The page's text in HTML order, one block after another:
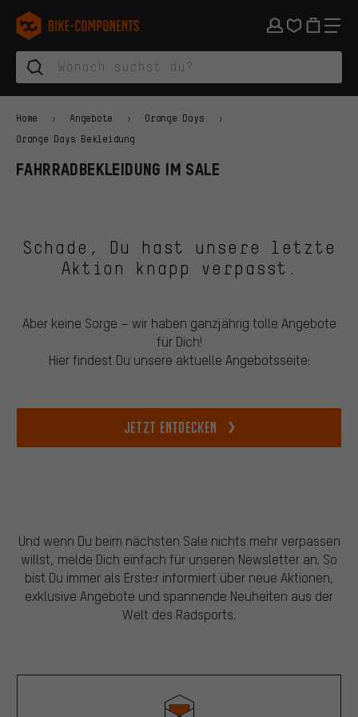
Zur Hauptnavigation springen
Zur Kategorienavigation springen
Zum Inhalt springen
Zu Marken und Newsletter springen
Zur Fußzeile springen
bike-components.de Startseite
Home Angebote Orange Days
Orange Days Bekleidung
FAHRRADBEKLEIDUNG IM SALE
Schade, Du hast unsere letzte
Aktion knapp verpasst.
Aber keine Sorge – wir haben ganzjährig tolle Angebote
für Dich!
Hier findest Du unsere aktuelle Angebotsseite:
Jetzt entdecken
Und wenn Du beim nächsten Sale nichts mehr verpassen
willst, melde Dich einfach für unseren Newsletter an. So
bist Du immer als Erste:r informiert über neue Aktionen,
exklusive Angebote und spannende Neuheiten aus der
Welt des Radsports.